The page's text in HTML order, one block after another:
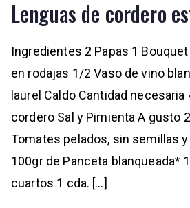
Lenguas de cordero
Ingredientes 2 Papas 1
en rodajas 1/2 Vaso de vino
laurel Caldo Cantidad necesaria
cordero Sal y Pimienta A gusto
Tomates pelados, sin semillas
100gr de Panceta blanqueada*
cuartos 1 cda. […]